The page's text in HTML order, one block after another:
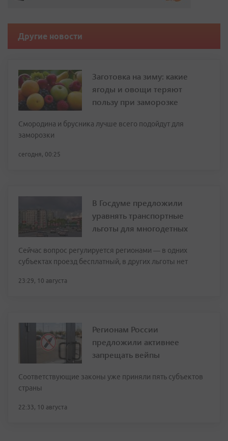
Другие новости
Заготовка на зиму: какие
ягоды и овощи теряют
пользу при заморозке
Смородина и брусника лучше всего подойдут для
заморозки
сегодня, 00:25
В Госдуме предложили
уравнять транспортные
льготы для многодетных
Сейчас вопрос регулируется регионами — в одних
субъектах проезд бесплатный, в других льготы нет
23:29, 10 августа
Регионам России
предложили активнее
запрещать вейпы
Соответствующие законы уже приняли пять субъектов
страны
22:33, 10 августа